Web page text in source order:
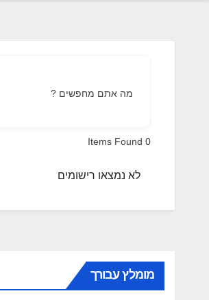
מה אתם מחפשים ?
0
לא נמצאו רישומים
מומלץ עבורך